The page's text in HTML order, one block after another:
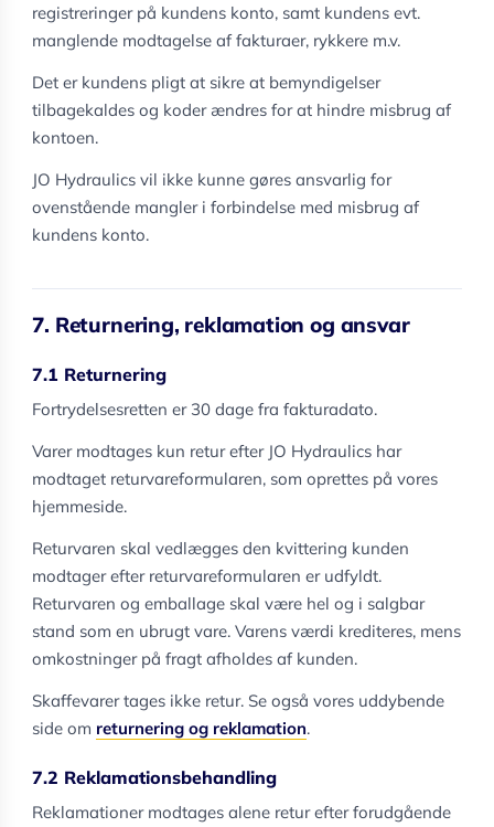
registreringer på kundens konto, samt kundens evt.
manglende modtagelse af fakturaer, rykkere m.v.
Det er kundens pligt at sikre at bemyndigelser
tilbagekaldes og koder ændres for at hindre misbrug af
kontoen.
JO Hydraulics vil ikke kunne gøres ansvarlig for
ovenstående mangler i forbindelse med misbrug af
kundens konto.
7. Returnering, reklamation og ansvar
7.1 Returnering
Fortrydelsesretten er 30 dage fra fakturadato.
Varer modtages kun retur efter JO Hydraulics har
modtaget returvareformularen, som oprettes på vores
hjemmeside.
Returvaren skal vedlægges den kvittering kunden
modtager efter returvareformularen er udfyldt.
Returvaren og emballage skal være hel og i salgbar
stand som en ubrugt vare. Varens værdi krediteres, mens
omkostninger på fragt afholdes af kunden.
Skaffevarer tages ikke retur. Se også vores uddybende
side om returnering og reklamation.
7.2 Reklamationsbehandling
Reklamationer modtages alene retur efter forudgående